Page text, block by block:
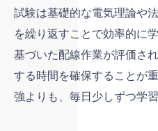
試験は基礎的な電気理論や
を繰り返すことで効率的に
基づいた配線作業が評価さ
する時間を確保することが
強よりも、毎日少しずつ学